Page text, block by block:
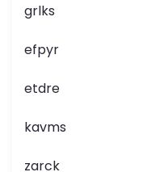
grlks
efpyr
etdre
kavms
zarck